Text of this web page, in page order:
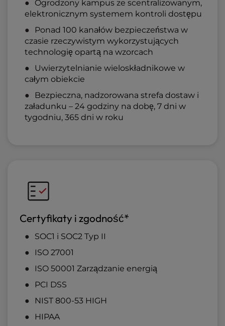
Ogrodzony kampus ze scentralizowanym,
elektronicznym systemem kontroli dostępu
Ponad 100 kanałów bezpieczeństwa w
czasie rzeczywistym wykorzystujących
technologię opartą na wzorcach
Uwierzytelnianie wieloskładnikowe w
całym obiekcie
Bezpieczna, nadzorowana strefa dostaw i
załadunku – 24 godziny na dobę, 7 dni w
tygodniu, 365 dni w roku
Certyfikaty i zgodność*
SOC1 i SOC2 Typ II
ISO 27001
ISO 50001 Zarządzanie energią
PCI DSS
NIST 800-53 HIGH
HIPAA